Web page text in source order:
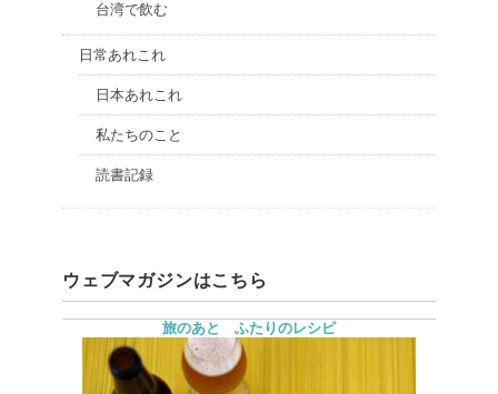
台湾で飲む
日常あれこれ
日本あれこれ
私たちのこと
読書記録
ウェブマガジンはこちら
旅のあと ふたりのレシピ